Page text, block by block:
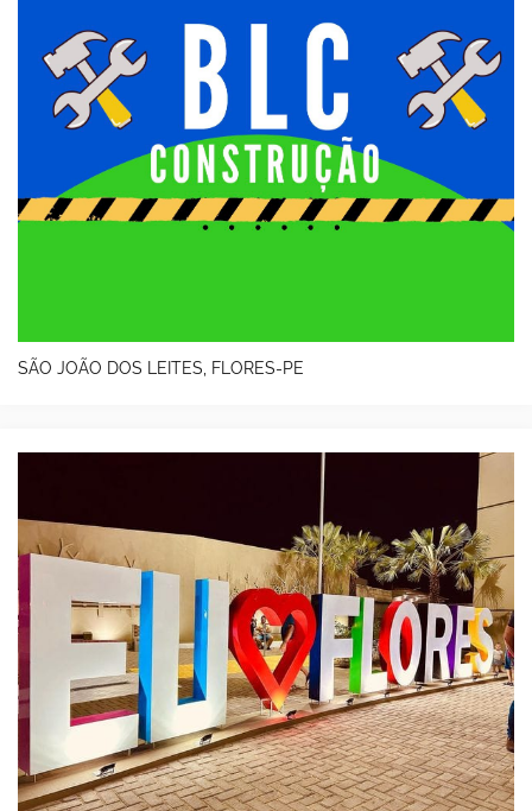
SÃO JOÃO DOS LEITES, FLORES-PE